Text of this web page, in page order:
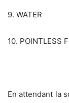
9. WATER
10. POINTLESS
En attendant la